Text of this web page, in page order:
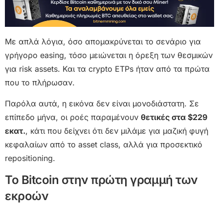
Με απλά λόγια, όσο απομακρύνεται το σενάριο για
γρήγορο easing, τόσο μειώνεται η όρεξη των θεσμικών
για risk assets. Και τα crypto ETPs ήταν από τα πρώτα
που το πλήρωσαν.
Παρόλα αυτά, η εικόνα δεν είναι μονοδιάστατη. Σε
επίπεδο μήνα, οι ροές παραμένουν θετικές στα $229
εκατ., κάτι που δείχνει ότι δεν μιλάμε για μαζική φυγή
κεφαλαίων από το asset class, αλλά για προσεκτικό
repositioning.
Το Bitcoin στην πρώτη γραμμή των
εκροών